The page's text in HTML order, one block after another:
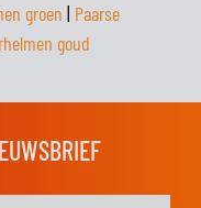
groen | Paarse
goud